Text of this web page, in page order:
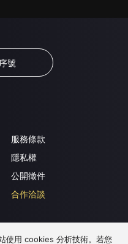
號
服務條款
隱私權
公開徵件
合作洽談
使用 cookies 分析技術。若您